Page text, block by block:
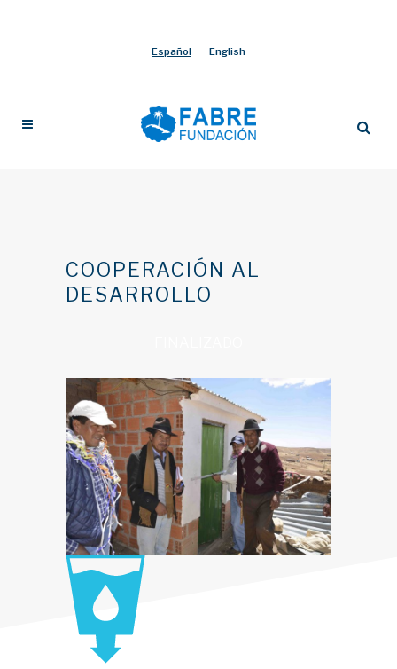
Español English
COOPERACIÓN AL
DESARROLLO